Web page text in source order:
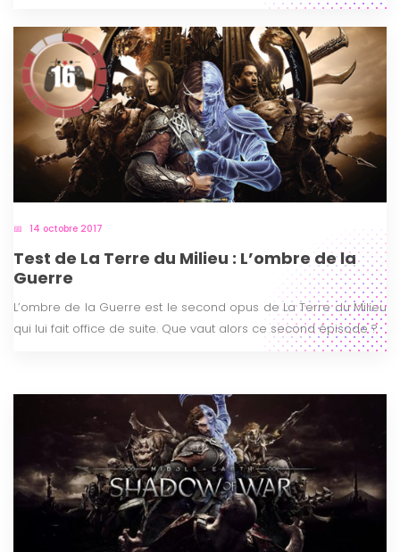
14 octobre 2017
Test de La Terre du Milieu : L’ombre de la
Guerre
L’ombre de la Guerre est le second opus de La Terre du Milieu
qui lui fait office de suite. Que vaut alors ce second épisode ?